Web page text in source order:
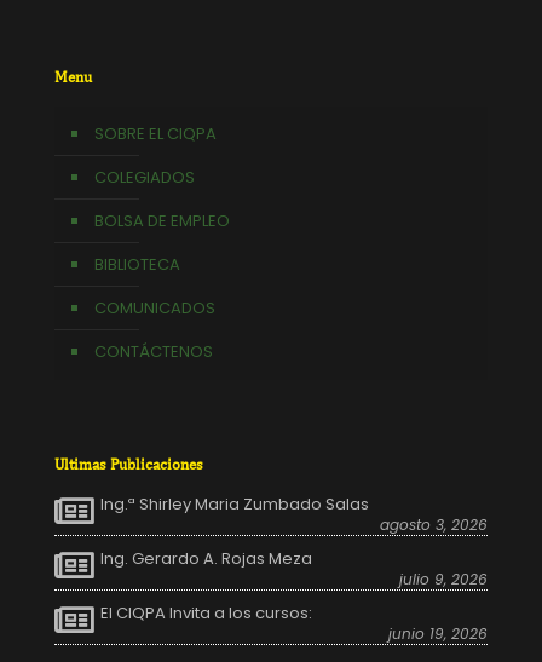
Menu
SOBRE EL CIQPA
COLEGIADOS
BOLSA DE EMPLEO
BIBLIOTECA
COMUNICADOS
CONTÁCTENOS
Ultimas Publicaciones
Ing.ª Shirley Maria Zumbado Salas
agosto 3, 2026
Ing. Gerardo A. Rojas Meza
julio 9, 2026
El CIQPA Invita a los cursos:
junio 19, 2026